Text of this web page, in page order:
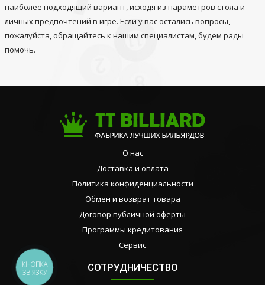
наиболее подходящий вариант, исходя из параметров стола и
личных предпочтений в игре. Если у вас остались вопросы,
пожалуйста, обращайтесь к нашим специалистам, будем рады
помочь.
О нас
Доставка и оплата
Политика конфиденциальности
Обмен и возврат товара
Договор публичной оферты
Программы кредитования
Сервис
СОТРУДНИЧЕСТВО
КНОПКА
ЗВ'ЯЗКУ